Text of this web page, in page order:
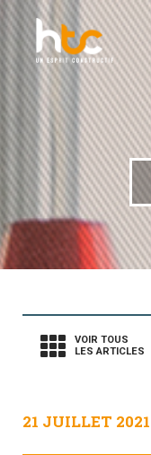
VOIR TOUS
LES ARTICLES
21 JUILLET 2021